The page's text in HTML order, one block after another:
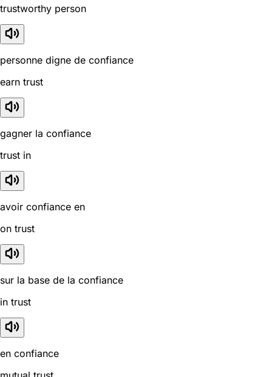
trustworthy person
personne digne de confiance
earn trust
gagner la confiance
trust in
avoir confiance en
on trust
sur la base de la confiance
in trust
en confiance